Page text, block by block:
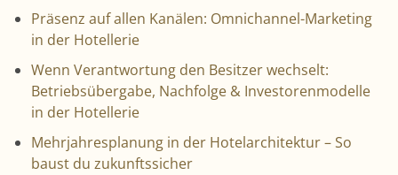
Präsenz auf allen Kanälen: Omnichannel-Marketing
in der Hotellerie
Wenn Verantwortung den Besitzer wechselt:
Betriebsübergabe, Nachfolge & Investorenmodelle
in der Hotellerie
Mehrjahresplanung in der Hotelarchitektur – So
baust du zukunftssicher